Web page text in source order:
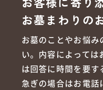
お墓まわりの
お墓のことやお悩
い。内容によって
は回答に時間を要
急ぎの場合はお電話